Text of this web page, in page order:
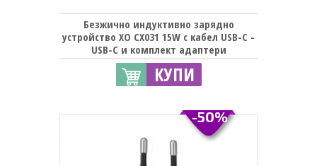
Безжично индуктивно зарядно
устройство XO CX031 15W с кабел USB-C -
USB-C и комплект адаптери
КУПИ
-50%